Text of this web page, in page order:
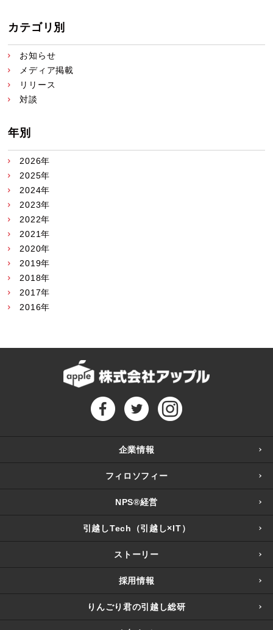
カテゴリ別
お知らせ
メディア掲載
リリース
対談
年別
2026年
2025年
2024年
2023年
2022年
2021年
2020年
2019年
2018年
2017年
2016年
企業情報
フィロソフィー
NPS®経営
引越しTech（引越し×IT）
ストーリー
採用情報
りんごり君の引越し総研